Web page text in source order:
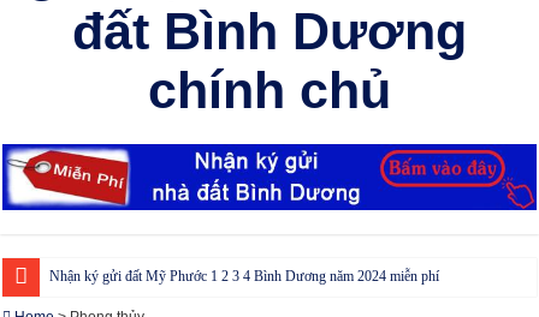
Nhận ký gửi đất Mỹ Phước 1 2 3 4 Bình Dương năm 2024 miễn phí
Cho thuê nhà Ecolakes Bình Dương, mới đẹp, đầy đủ nội thất